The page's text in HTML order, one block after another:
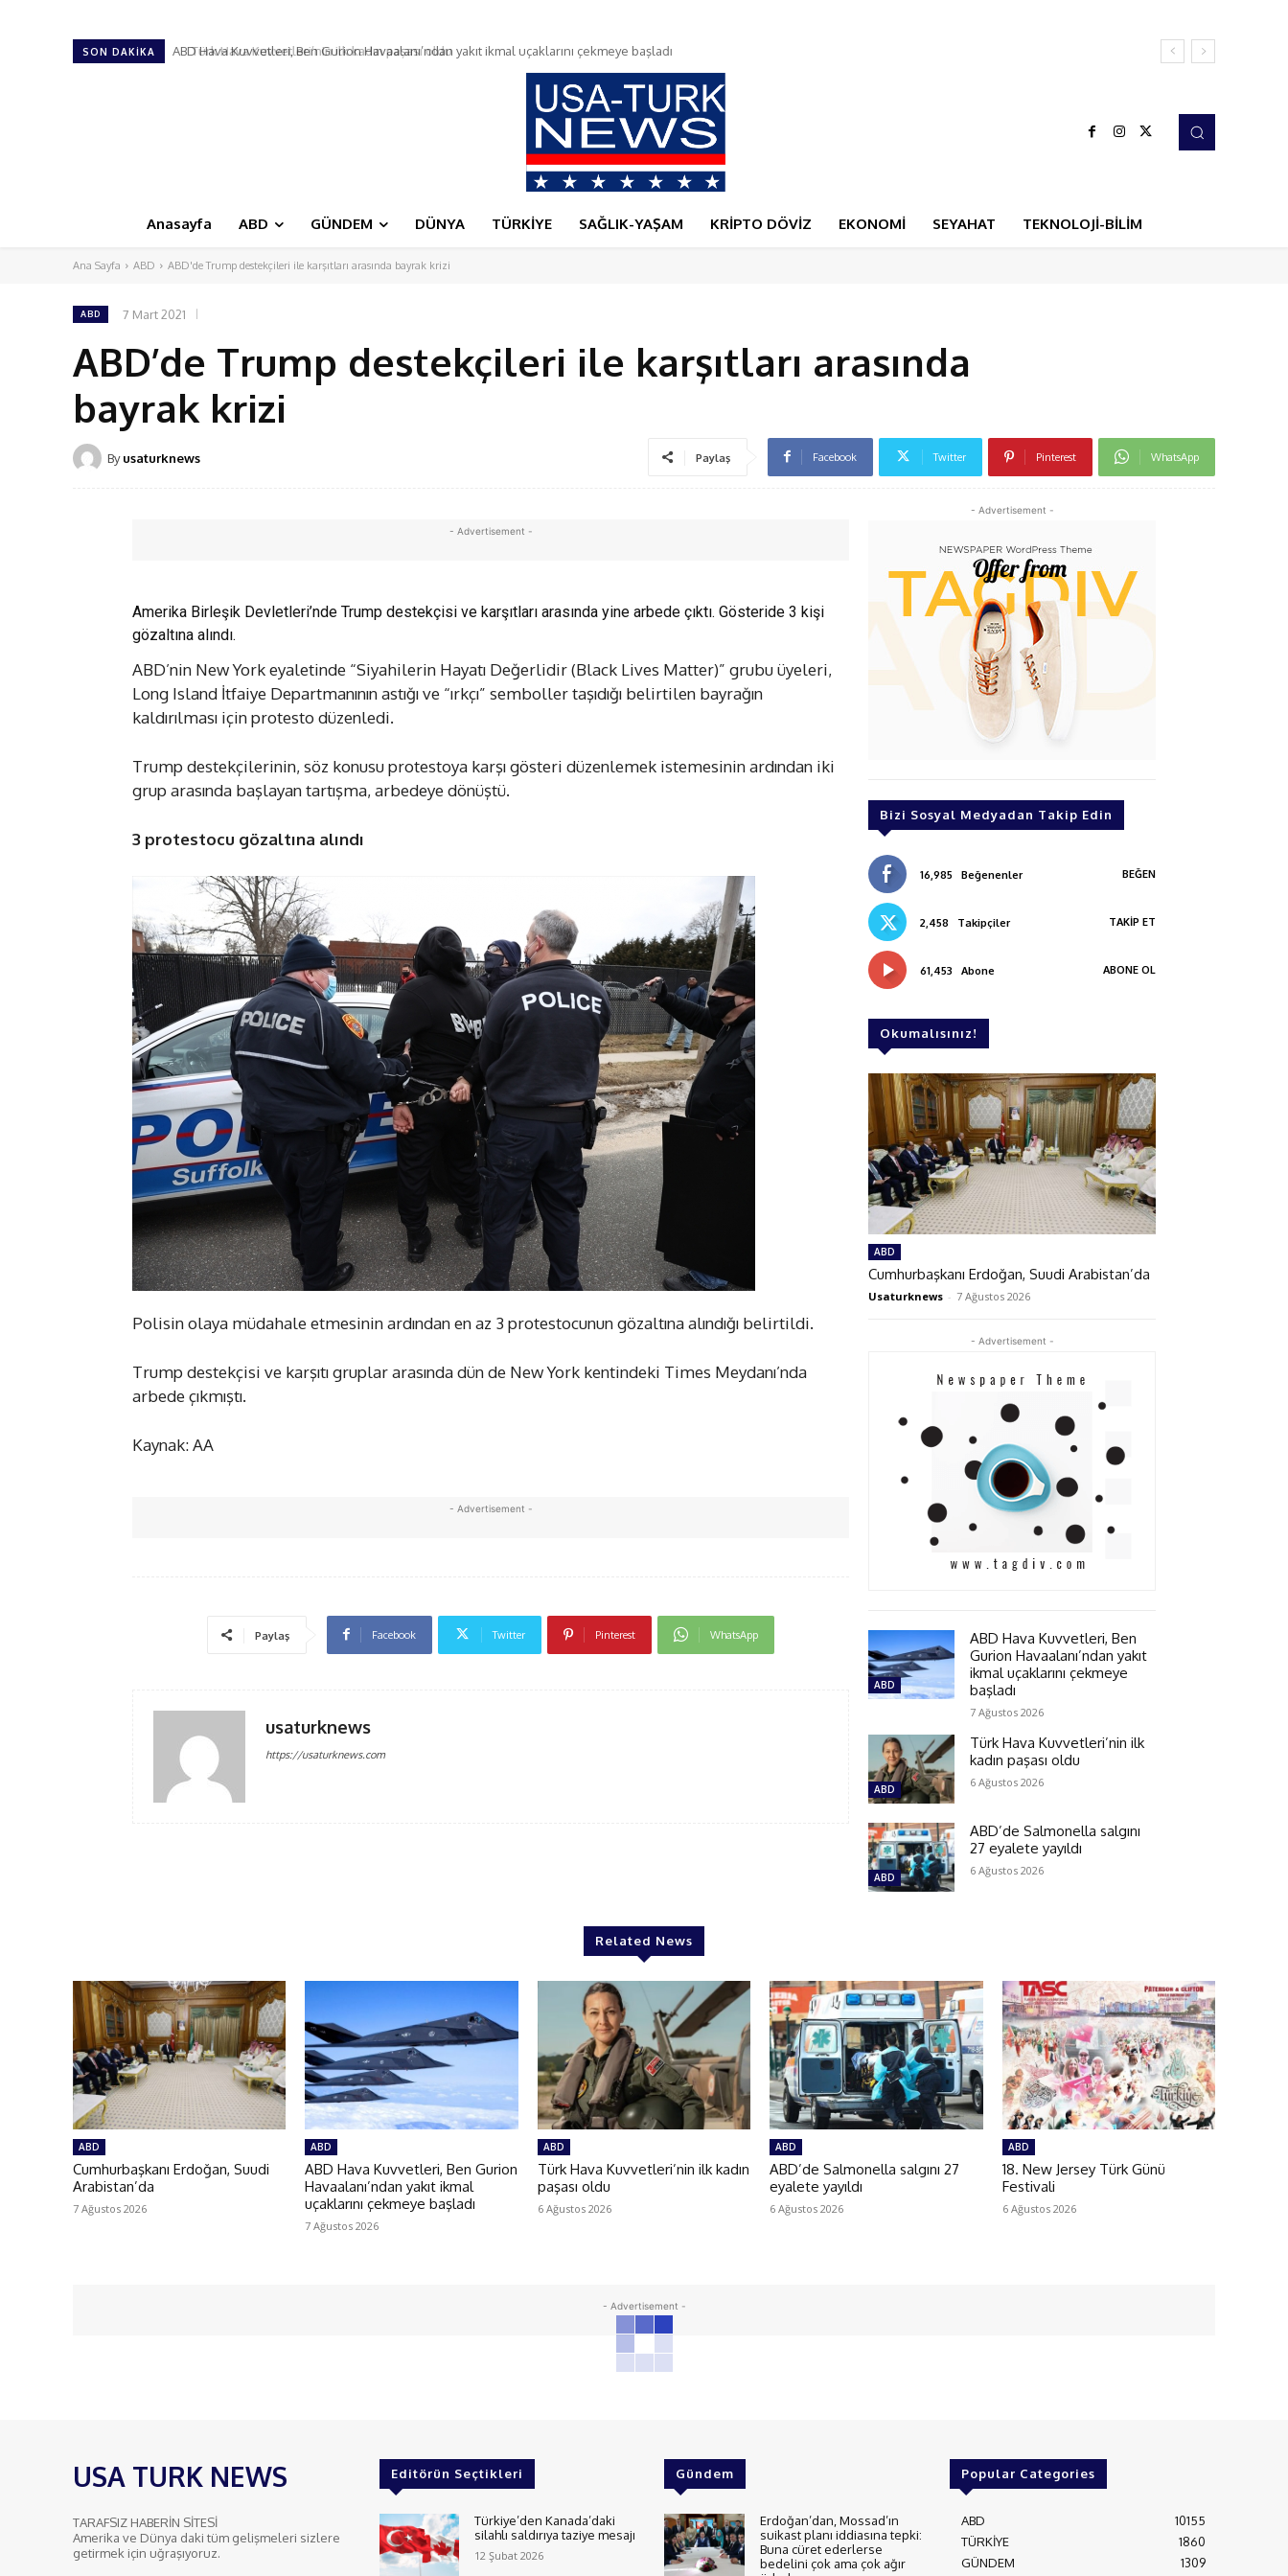
SON DAKIKA Türk Hava Kuvvetleri’nin ilk kadın paşası oldu
Anasayfa ABD GÜNDEM DÜNYA TÜRKİYE SAĞLIK-YAŞAM KRİPTO DÖVİZ EKONOMİ SEYAHAT TEKNOLOJİ-BİLİM
Ana Sayfa ABD ABD'de Trump destekçileri ile karşıtları arasında bayrak krizi
ABD 7 Mart 2021
ABD’de Trump destekçileri ile karşıtları arasında
bayrak krizi
By usaturknews Paylaş Facebook Twitter Pinterest WhatsApp
- Advertisement -
Amerika Birleşik Devletleri’nde Trump destekçisi ve karşıtları arasında yine arbede çıktı. Gösteride 3 kişi
gözaltına alındı.
ABD’nin New York eyaletinde “Siyahilerin Hayatı Değerlidir (Black Lives Matter)” grubu üyeleri,
Long Island İtfaiye Departmanının astığı ve “ırkçı” semboller taşıdığı belirtilen bayrağın
kaldırılması için protesto düzenledi.
Trump destekçilerinin, söz konusu protestoya karşı gösteri düzenlemek istemesinin ardından iki
grup arasında başlayan tartışma, arbedeye dönüştü.
3 protestocu gözaltına alındı
Polisin olaya müdahale etmesinin ardından en az 3 protestocunun gözaltına alındığı belirtildi.
Trump destekçisi ve karşıtı gruplar arasında dün de New York kentindeki Times Meydanı’nda
arbede çıkmıştı.
Kaynak: AA
- Advertisement -
Paylaş Facebook Twitter Pinterest WhatsApp
usaturknews
https://usaturknews.com
- Advertisement -
Bizi Sosyal Medyadan Takip Edin
16,985 Beğenenler BEĞEN
2,458 Takipçiler TAKIP ET
61,453 Abone ABONE OL
Okumalısınız!
ABD
Cumhurbaşkanı Erdoğan, Suudi Arabistan’da
Usaturknews - 7 Ağustos 2026
- Advertisement -
ABD
ABD Hava Kuvvetleri, Ben
Gurion Havaalanı’ndan yakıt
ikmal uçaklarını çekmeye
başladı
7 Ağustos 2026
ABD
Türk Hava Kuvvetleri’nin ilk
kadın paşası oldu
6 Ağustos 2026
ABD
ABD’de Salmonella salgını
27 eyalete yayıldı
6 Ağustos 2026
Related News
ABD
Cumhurbaşkanı Erdoğan, Suudi
Arabistan’da
7 Ağustos 2026
ABD
ABD Hava Kuvvetleri, Ben Gurion
Havaalanı’ndan yakıt ikmal
uçaklarını çekmeye başladı
7 Ağustos 2026
ABD
Türk Hava Kuvvetleri’nin ilk kadın
paşası oldu
6 Ağustos 2026
ABD
ABD’de Salmonella salgını 27
eyalete yayıldı
6 Ağustos 2026
ABD
18. New Jersey Türk Günü
Festivali
6 Ağustos 2026
- Advertisement -
USA TURK NEWS
TARAFSIZ HABERİN SİTESİ
Amerika ve Dünya daki tüm gelişmeleri sizlere
getirmek için uğraşıyoruz.
Editörün Seçtikleri
Türkiye’den Kanada’daki
silahlı saldırıya taziye mesajı
12 Şubat 2026
Gündem
Erdoğan’dan, Mossad’ın
suikast planı iddiasına tepki:
Buna cüret ederlerse
bedelini çok ama çok ağır
Popular Categories
ABD
10155
TÜRKİYE
1860
GÜNDEM
1309